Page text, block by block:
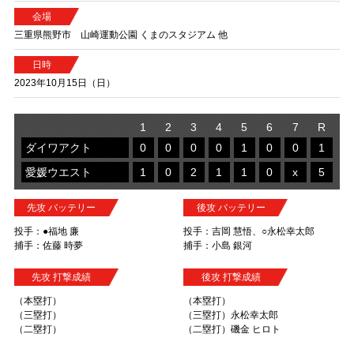
会場
三重県熊野市 山崎運動公園 くまのスタジアム 他
日時
2023年10月15日（日）
1 2 3 4 5 6 7
R
ダイワアクト
0 0 0 0 1 0 0
1
愛媛ウエスト
1 0 2 1 1 0 x 5
先攻 バッテリー
投手：●福地 廉
捕手：佐藤 時夢
後攻 バッテリー
投手：吉岡 慧悟、○永松幸太郎
捕手：小島 銀河
先攻 打撃成績
（本塁打）
（三塁打）
（二塁打）
後攻 打撃成績
（本塁打）
（三塁打）永松幸太郎
（二塁打）磯金 ヒロト